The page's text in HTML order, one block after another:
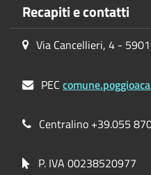
Recapiti e contatti
Via Cancellieri, 4 -
PEC
Centralino +39.055
P. IVA 00238520977